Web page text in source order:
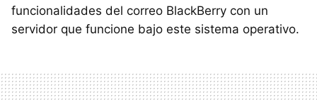
funcionalidades del correo BlackBerry con un
servidor que funcione bajo este sistema operativo.